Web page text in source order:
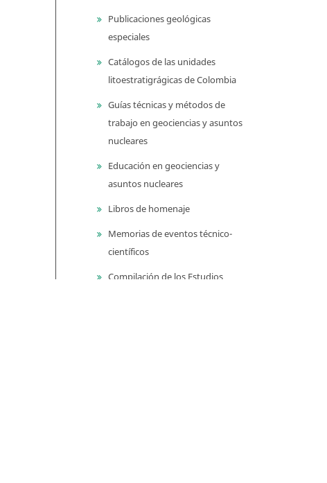
Publicaciones geológicas
especiales
Catálogos de las unidades
litoestratigrágicas de Colombia
Guías técnicas y métodos de
trabajo en geociencias y asuntos
nucleares
Educación en geociencias y
asuntos nucleares
Libros de homenaje
Memorias de eventos técnico-
científicos
Compilación de los Estudios